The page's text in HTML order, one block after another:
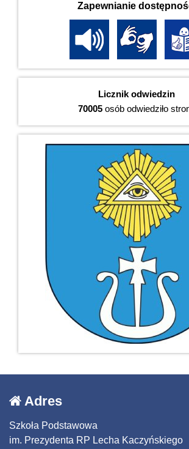
Zapewnianie
Licznik odwiedzin
70005osób odwiedziło
Adres
Szkoła Podstawowa
im. Prezydenta RP Lecha Kaczyńskiego